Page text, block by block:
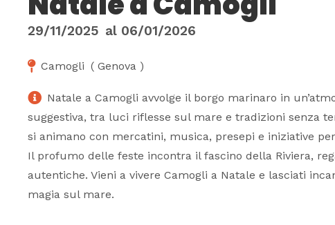
29/11/2025 al 06/01/2026
Camogli ( Genova )
Natale a Camogli avvolge il borgo marinaro in
suggestiva, tra luci riflesse sul mare e tradizioni senza
si animano con mercatini, musica, presepi e iniziative
Il profumo delle feste incontra il fascino della Riviera,
autentiche. Vieni a vivere Camogli a Natale e lasciati
magia sul mare.